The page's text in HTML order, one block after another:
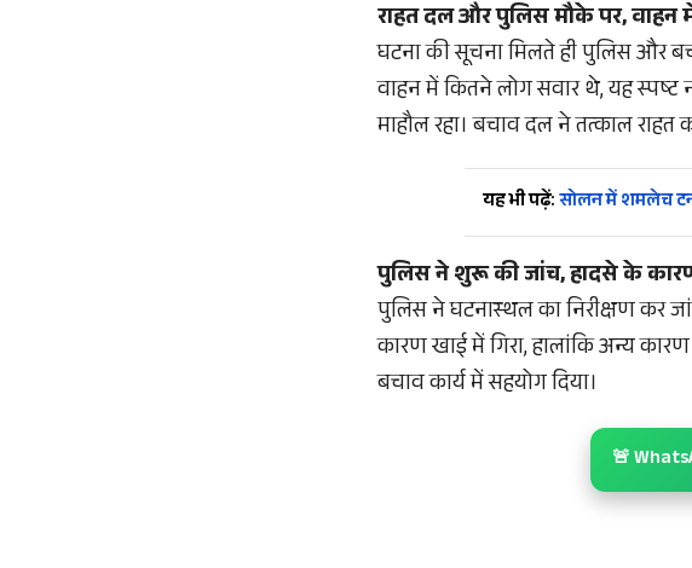
राहत दल और पुलिस मौके पर, वाहन
घटना की सूचना मिलते ही पुलिस और
वाहन में कितने लोग सवार थे, यह स्पष्ट
माहौल रहा। बचाव दल ने तत्काल राहत
यह भी पढ़ें:सोलन में शमलेच
पुलिस ने शुरू की जांच, हादसे के
पुलिस ने घटनास्थल का निरीक्षण कर
कारण खाई में गिरा, हालांकि अन्य
बचाव कार्य में सहयोग दिया।
🚨